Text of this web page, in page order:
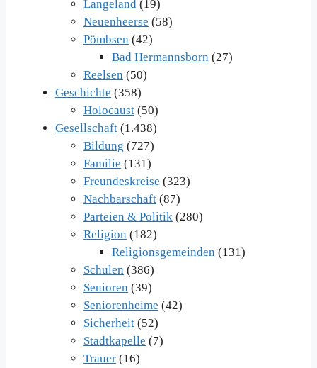
Langeland (19)
Neuenheerse (58)
Pömbsen (42)
Bad Hermannsborn (27)
Reelsen (50)
Geschichte (358)
Holocaust (50)
Gesellschaft (1.438)
Bildung (727)
Familie (131)
Freundeskreise (323)
Nachbarschaft (87)
Parteien & Politik (280)
Religion (182)
Religionsgemeinden (131)
Schulen (386)
Senioren (39)
Seniorenheime (42)
Sicherheit (52)
Stadtkapelle (7)
Trauer (16)